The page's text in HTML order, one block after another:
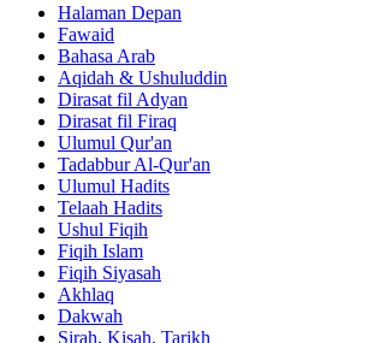
Halaman Depan
Fawaid
Bahasa Arab
Aqidah & Ushuluddin
Dirasat fil Adyan
Dirasat fil Firaq
Ulumul Qur'an
Tadabbur Al-Qur'an
Ulumul Hadits
Telaah Hadits
Ushul Fiqih
Fiqih Islam
Fiqih Siyasah
Akhlaq
Dakwah
Sirah, Kisah, Tarikh